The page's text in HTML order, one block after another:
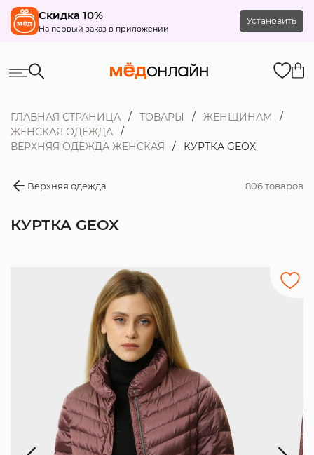
Скидка 10%
На первый заказ в приложении
Установить
ГЛАВНАЯ СТРАНИЦА ТОВАРЫ
ЖЕНЩИНАМ
ЖЕНСКАЯ ОДЕЖДА
ВЕРХНЯЯ ОДЕЖДА ЖЕНСКАЯ
КУРТКА GEOX
Верхняя одежда 806 товаров
КУРТКА GEOX